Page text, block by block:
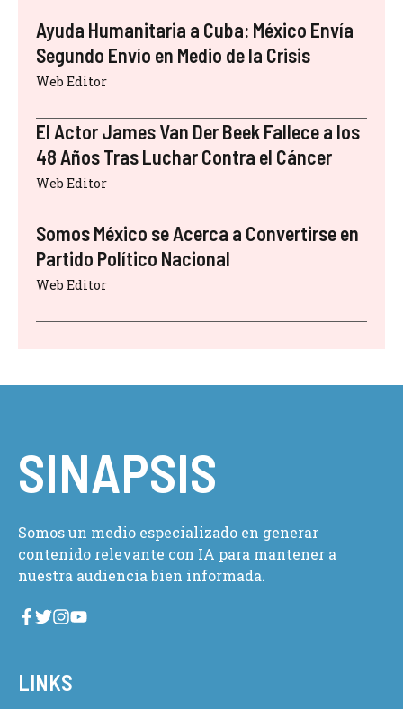
Ayuda Humanitaria a Cuba: México Envía
Segundo Envío en Medio de la Crisis
Web Editor
El Actor James Van Der Beek Fallece a los
48 Años Tras Luchar Contra el Cáncer
Web Editor
Somos México se Acerca a Convertirse en
Partido Político Nacional
Web Editor
SINAPSIS
Somos un medio especializado en generar
contenido relevante con IA para mantener a
nuestra audiencia bien informada.
LINKS